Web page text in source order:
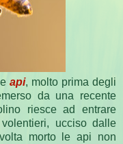
api, molto prima degli
da una recente
riesce ad entrare
ucciso dalle
morto le api non